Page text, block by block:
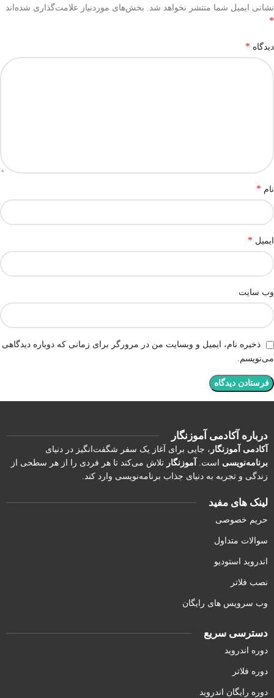
نشانی ایمیل شما منتشر نخواهد شد. بخش‌های موردنیاز علامت‌گذاری شده‌اند
*
دیدگاه *
نام *
ایمیل *
وب‌ سایت
ذخیره نام، ایمیل و وبسایت من در مرورگر برای زمانی که دوباره دیدگاهی
می‌نویسم.
درباره آکادمی آموزنگار
آکادمی آموزنگار ، جایی برای آغاز یک سفر شگفت‌انگیز در دنیای
برنامه‌نویسی است. آموزنگار تلاش می‌کند تا هر فردی را از هر سطحی از
زندگی و تجربه به دنیای جذاب برنامه‌نویسی وارد کند.
لینک های مفید
حریم خصوصی
سوالات متداول
اندروید استودیو
نصب فلاتر
وب سرویس های رایگان
دسترسی سریع
دوره اندروید
دوره فلاتر
دوره رایگان اندروید